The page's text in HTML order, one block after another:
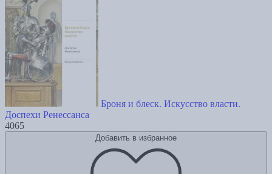
Броня и блеск. Искусство власти.
Доспехи Ренессанса
4065
Добавить в избранное